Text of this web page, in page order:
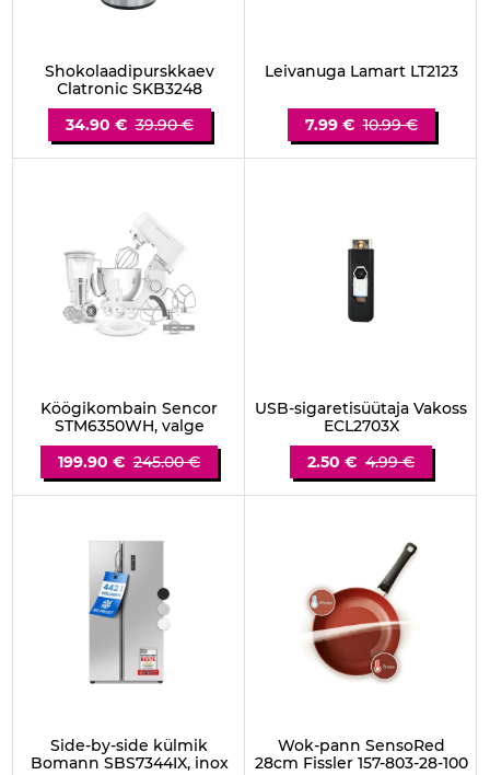
Shokolaadipurskkaev
Clatronic SKB3248
34.90 € 39.90 €
Leivanuga Lamart LT2123
7.99 € 10.99 €
Köögikombain Sencor
STM6350WH, valge
199.90 € 245.00 €
USB-sigaretisüütaja Vakoss
ECL2703X
2.50 € 4.99 €
Side-by-side külmik
Bomann SBS7344IX, inox
Wok-pann SensoRed
28cm Fissler 157-803-28-100